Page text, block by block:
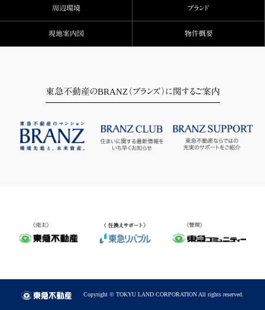
周辺環境 ブランド
現地案内図 物件概要
東急不動産のBRANZ（ブランズ）に関するご案内
Copyright © TOKYU LAND CORPORATION All rights reserved.